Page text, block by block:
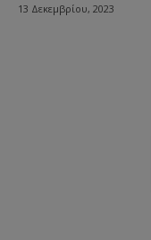
13 Δεκεμβρίου, 2023